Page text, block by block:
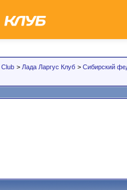
> Лада Ларгус Клуб > Сибирский